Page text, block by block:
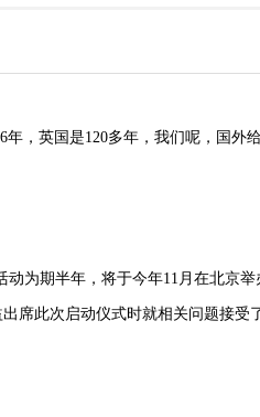
，英国是120多年，我们呢，国外
动为期半年，将于今年11月在北京举
席此次启动仪式时就相关问题接受